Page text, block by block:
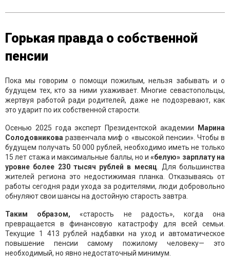
Горькая правда о собственной
пенсии
Пока мы говорим о помощи пожилым, нельзя забывать и о
будущем тех, кто за ними ухаживает. Многие севастопольцы,
жертвуя работой ради родителей, даже не подозревают, как
это ударит по их собственной старости.
Осенью 2025 года эксперт Президентской академии
Марина
Солодовникова развенчала миф о «высокой пенсии». Чтобы в
будущем получать 50 000 рублей, необходимо иметь не только
15 лет стажа и максимальные баллы, но и«белую» зарплату на
уровне более 230 тысяч рублей в месяц. Для большинства
жителей региона это недостижимая планка. Отказываясь от
работы сегодня ради ухода за родителями, люди добровольно
обнуляют свои шансы на достойную старость завтра.
Таким образом,«старость не радость», когда она
превращается в финансовую катастрофу для всей семьи.
Текущие 1 413 рублей надбавки на уход и автоматическое
повышение пенсии самому пожилому человеку— это
необходимый, но явно недостаточный минимум.